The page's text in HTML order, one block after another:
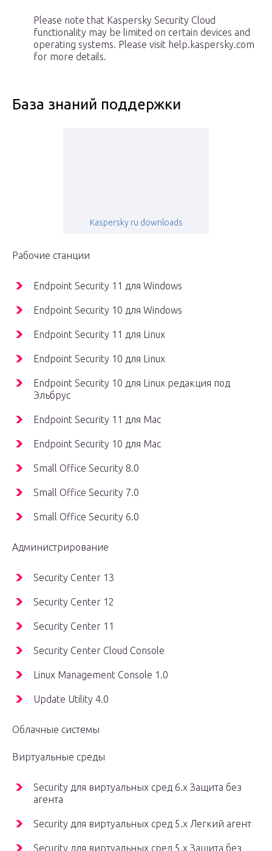
Please note that Kaspersky Security Cloud
functionality may be limited on certain devices and
operating systems. Please visit help.kaspersky.com
for more details.
База знаний поддержки
Kaspersky ru downloads
Рабочие станции
Endpoint Security 11 для Windows
Endpoint Security 10 для Windows
Endpoint Security 11 для Linux
Endpoint Security 10 для Linux
Endpoint Security 10 для Linux редакция под
Эльбрус
Endpoint Security 11 для Mac
Endpoint Security 10 для Mac
Small Office Security 8.0
Small Office Security 7.0
Small Office Security 6.0
Администрирование
Security Center 13
Security Center 12
Security Center 11
Security Center Cloud Console
Linux Management Console 1.0
Update Utility 4.0
Облачные системы
Виртуальные среды
Security для виртуальных сред 6.x Защита без
агента
Security для виртуальных сред 5.x Легкий агент
Security для виртуальных сред 5.x Защита без